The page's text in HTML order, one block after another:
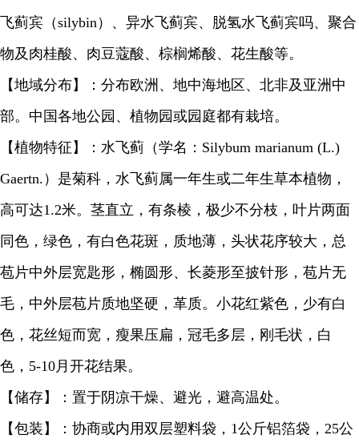
飞蓟宾（silybin）、异水飞蓟宾、脱氢水飞蓟宾吗、聚合
物及肉桂酸、肉豆蔻酸、棕榈烯酸、花生酸等。
【地域分布】：分布欧洲、地中海地区、北非及亚洲中
部。中国各地公园、植物园或园庭都有栽培。
【植物特征】：水飞蓟（学名：Silybum marianum (L.)
Gaertn.）是菊科，水飞蓟属一年生或二年生草本植物，
高可达1.2米。茎直立，有条棱，极少不分枝，叶片两面
同色，绿色，有白色花斑，质地薄，头状花序较大，总
苞片中外层宽匙形，椭圆形、长菱形至披针形，苞片无
毛，中外层苞片质地坚硬，革质。小花红紫色，少有白
色，花丝短而宽，瘦果压扁，冠毛多层，刚毛状，白
色，5-10月开花结果。
【储存】：置于阴凉干燥、避光，避高温处。
【包装】：协商或内用双层塑料袋，1公斤铝箔袋，25公